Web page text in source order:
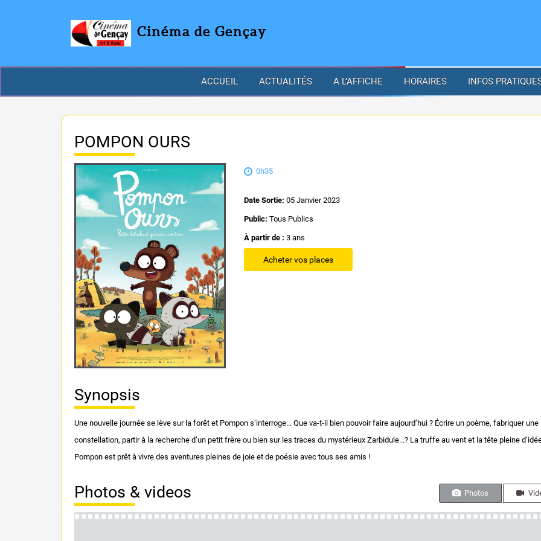
Cinéma de Gençay
ACCUEIL ACTUALITÉS A L’AFFICHE HORAIRES INFOS
POMPON OURS
0h35
Date Sortie: 05 Janvier 2023
Public: Tous Publics
À partir de : 3 ans
Acheter vos places
Synopsis
Une nouvelle journée se lève sur la forêt et Pompon s’interroge... Que va-t-il bien pouvoir faire aujourd’hui ? Écrire un poème, fabriquer une
constellation, partir à la recherche d’un petit frère ou bien sur les traces du mystérieux Zarbidule...? La truffe au vent et la tête pleine
Pompon est prêt à vivre des aventures pleines de joie et de poésie avec tous ses amis !
Photos & videos Photos